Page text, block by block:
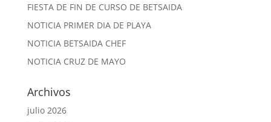
FIESTA DE FIN DE CURSO DE BETSAIDA
NOTICIA PRIMER DIA DE PLAYA
NOTICIA BETSAIDA CHEF
NOTICIA CRUZ DE MAYO
Archivos
julio 2026